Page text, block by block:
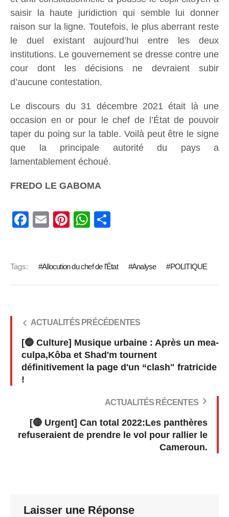
saisir la haute juridiction qui semble lui donner
raison sur la ligne. Toutefois, le plus aberrant reste
le duel existant aujourd’hui entre les deux
institutions. Le gouvernement se dresse contre une
cour dont les décisions ne devraient subir
d’aucune contestation.
Le discours du 31 décembre 2021 était là une
occasion en or pour le chef de l’État de pouvoir
taper du poing sur la table. Voilà peut être le signe
que la principale autorité du pays a
lamentablement échoué.
FREDO LE GABOMA
Facebook
Email PinterestWhatsApp
Tags: Allocution du chef de l'État Analyse POLITIQUE
ACTUALITÉS PRÉCÉDENTES
[🔵 Culture] Musique urbaine : Après un mea-
culpa,Kôba et Shad'm tournent
définitivement la page d'un “clash" fratricide
!
ACTUALITÉS RÉCENTES
[🔴 Urgent] Can total 2022:Les panthères
refuseraient de prendre le vol pour rallier le
Cameroun.
Laisser une Réponse